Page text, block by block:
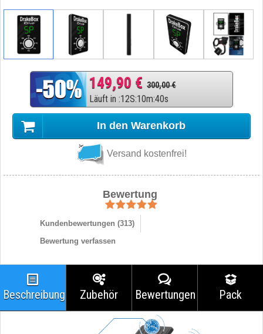
149,90 € 300,00 €
Läuft in :12S:10m:39s
In den Warenkorb
Versand kostenfrei!
Bewertung
Kundenbewertungen (313)
Bewertung verfassen
Beschreibung Zubehör Bewertungen Pack